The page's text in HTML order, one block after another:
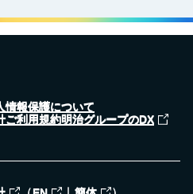
情報保護について
ご利用規約明治グループのDX